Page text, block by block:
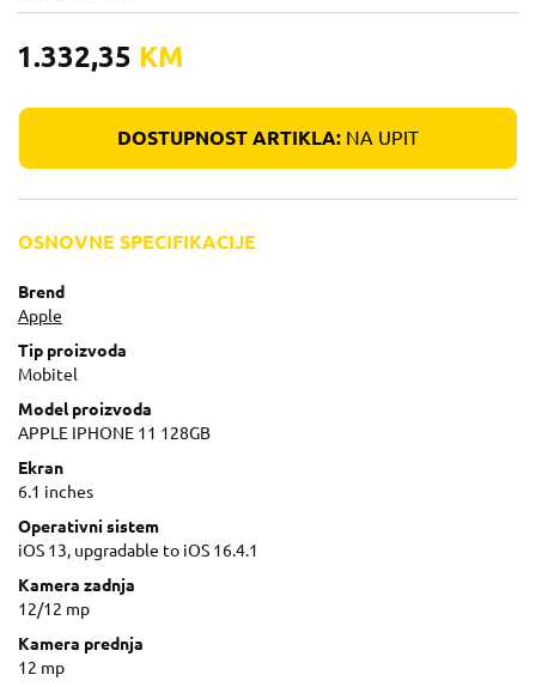
1.332,35 KM
DOSTUPNOST ARTIKLA: NA UPIT
OSNOVNE SPECIFIKACIJE
Brend
Apple
Tip proizvoda
Mobitel
Model proizvoda
APPLE IPHONE 11 128GB
Ekran
6.1 inches
Operativni sistem
iOS 13, upgradable to iOS 16.4.1
Kamera zadnja
12/12 mp
Kamera prednja
12 mp